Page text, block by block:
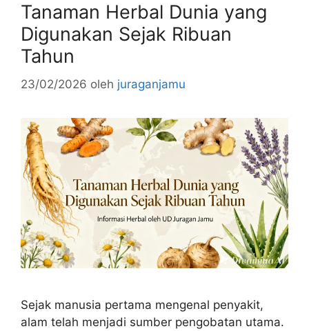
Tanaman Herbal Dunia yang
Digunakan Sejak Ribuan
Tahun
23/02/2026 oleh juraganjamu
Sejak manusia pertama mengenal penyakit,
alam telah menjadi sumber pengobatan utama.